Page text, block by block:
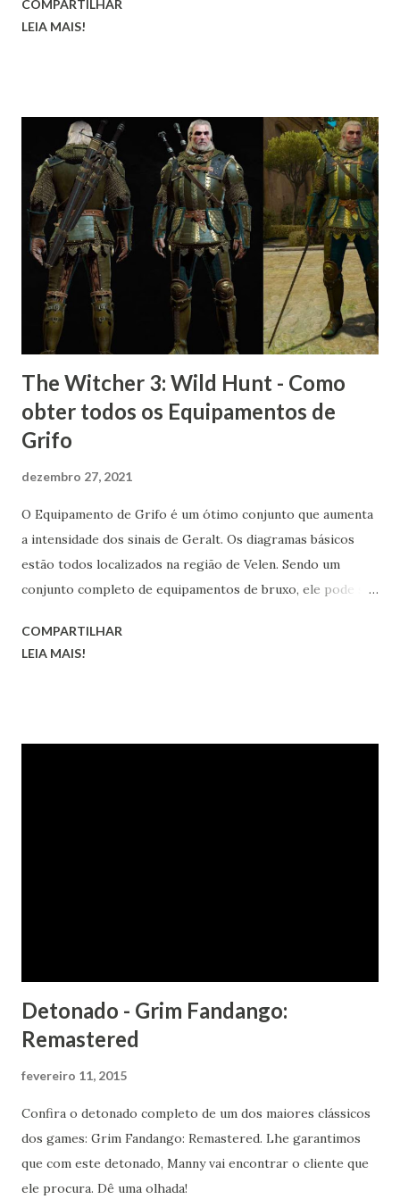
COMPARTILHAR
LEIA MAIS!
The Witcher 3: Wild Hunt - Como
obter todos os Equipamentos de
Grifo
dezembro 27, 2021
O Equipamento de Grifo é um ótimo conjunto que aumenta
a intensidade dos sinais de Geralt. Os diagramas básicos
estão todos localizados na região de Velen. Sendo um
conjunto completo de equipamentos de bruxo, ele pode ser
e grão-mestre.
COMPARTILHAR
LEIA MAIS!
Detonado - Grim Fandango:
Remastered
fevereiro 11, 2015
Confira o detonado completo de um dos maiores clássicos
dos games: Grim Fandango: Remastered. Lhe garantimos
que com este detonado, Manny vai encontrar o cliente que
ele procura. Dê uma olhada!